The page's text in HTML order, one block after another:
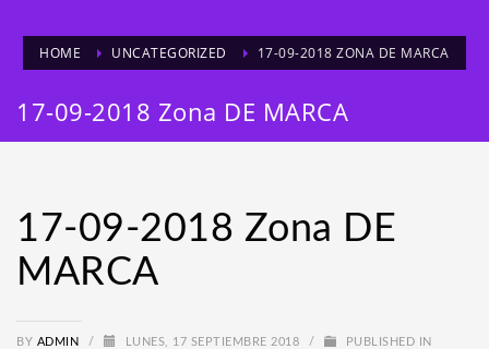
HOME UNCATEGORIZED 17-09-2018 ZONA DE MARCA
17-09-2018 Zona DE MARCA
17-09-2018 Zona DE
MARCA
BY ADMIN / LUNES, 17 SEPTIEMBRE 2018 /
PUBLISHED IN